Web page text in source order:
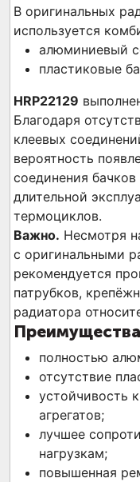
В оригинальных
используется
алюминиевый
пластиковые
HRP22129
Благодаря
клеевых
вероятность
соединения
длительной
термоциклов.
Важно. Несмотря
с оригинальными
рекомендуется
патрубков,
радиатора
Преимущества
полностью
отсутствие
устойчивость
агрегатов;
лучшее
нагрузкам;
повышенная